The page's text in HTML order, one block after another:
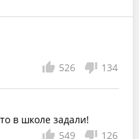
526
134
в школе задали!
549
126